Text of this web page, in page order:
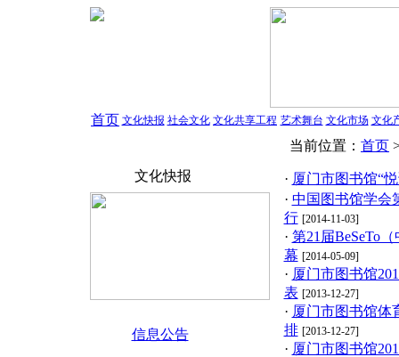
首页 文化快报 社会文化 文化共享工程 艺术舞台 文化市场 文化
文化快报
信息公告
当前位置： 首页
· 厦门市图书馆“
· 中国图书馆学会
行 [2014-11-03]
· 第21届BeSeTo
幕 [2014-05-09]
· 厦门市图书馆
表 [2013-12-27]
· 厦门市图书馆体
排 [2013-12-27]
· 厦门市图书馆